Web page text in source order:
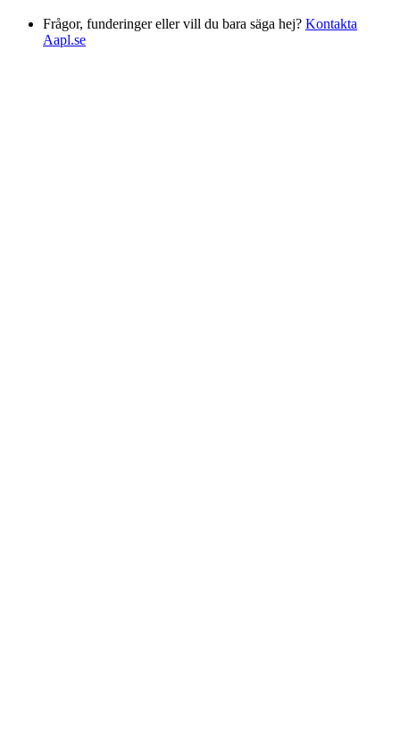
Frågor, funderinger eller vill du bara säga hej? Kontakta
Aapl.se